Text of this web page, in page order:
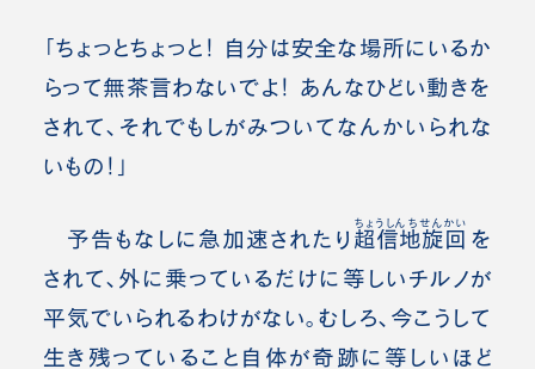
「ちょっとちょっと！ 自分は安全な場所にいるか
らって無茶言わないでよ！ あんなひどい動きを
されて、それでもしがみついてなんかいられな
いもの！」
予告もなしに急加速されたり 超信地旋回
ちょうしんちせんかい
を
されて、外に乗っているだけに等しいチルノが
平気でいられるわけがない。むしろ、今こうして
生き残っていること自体が奇跡に等しいほど